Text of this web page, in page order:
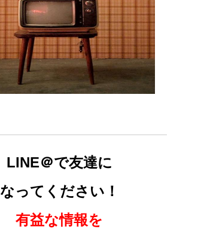
LINE＠で友達に
なってください！
有益な情報を